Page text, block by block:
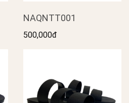
NAQNTT001
500,000đ